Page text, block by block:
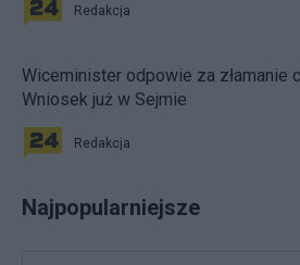
Redakcja
Wiceminister odpowie za złamanie
Wniosek już w Sejmie
Redakcja
Najpopularniejsze